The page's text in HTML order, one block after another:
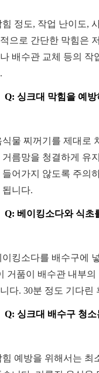
정도, 작업 난이도,
으로 간단한 막힘은
배수관 교체 등의 작
Q: 싱크대 막힘을 예
식물 찌꺼기를 제대로
거름망을 청결하게 유
들어가지 않도록 주의
됩니다.
Q: 베이킹소다와 식초
이킹소다를 배수구에
거품이 배수관 내부
다. 30분 정도 기다린
Q: 싱크대 배수구 청
예방을 위해서는 최